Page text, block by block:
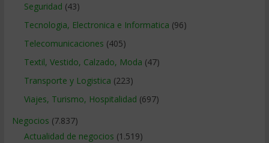
Seguridad (43)
Tecnologia, Electronica e Informatica (96)
Telecomunicaciones (405)
Textil, Vestido, Calzado, Moda (47)
Transporte y Logistica (223)
Viajes, Turismo, Hospitalidad (697)
Negocios (7.837)
Actualidad de negocios (1.519)